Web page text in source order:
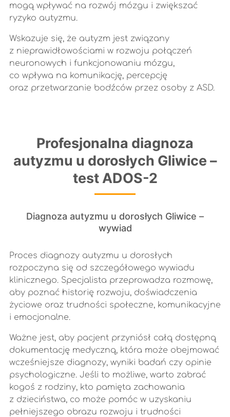
mogą wpływać na rozwój mózgu i zwiększać
ryzyko autyzmu.
Wskazuje się, że autyzm jest związany
z nieprawidłowościami w rozwoju połączeń
neuronowych i funkcjonowaniu mózgu,
co wpływa na komunikację, percepcję
oraz przetwarzanie bodźców przez osoby z ASD.
Profesjonalna diagnoza
autyzmu u dorosłych Gliwice –
test ADOS-2
Diagnoza autyzmu u dorosłych Gliwice –
wywiad
Proces diagnozy autyzmu u dorosłych
rozpoczyna się od szczegółowego wywiadu
klinicznego. Specjalista przeprowadza rozmowę,
aby poznać historię rozwoju, doświadczenia
życiowe oraz trudności społeczne, komunikacyjne
i emocjonalne.
Ważne jest, aby pacjent przyniósł całą dostępną
dokumentację medyczną, która może obejmować
wcześniejsze diagnozy, wyniki badań czy opinie
psychologiczne. Jeśli to możliwe, warto zabrać
kogoś z rodziny, kto pamięta zachowania
z dzieciństwa, co może pomóc w uzyskaniu
pełniejszego obrazu rozwoju i trudności